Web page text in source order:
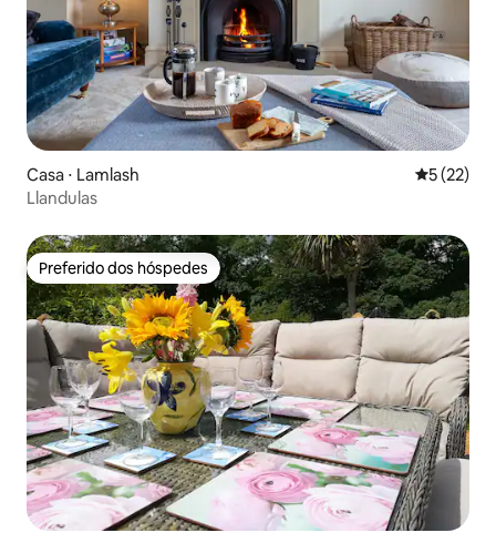
Casa ⋅ Lamlash 5 de uma
5 (22)
Llandulas
Preferido dos hóspedes
Preferido dos hóspedes